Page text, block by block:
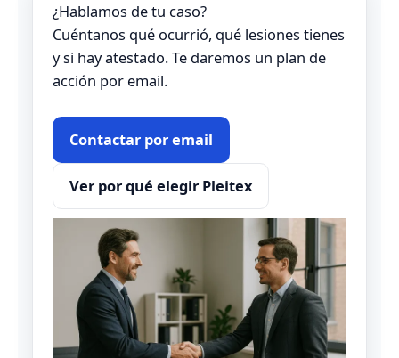
¿Hablamos de tu caso?
Cuéntanos qué ocurrió, qué lesiones tienes
y si hay atestado. Te daremos un plan de
acción por email.
Contactar por email
Ver por qué elegir Pleitex